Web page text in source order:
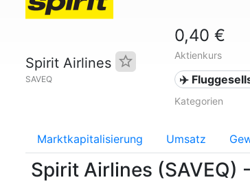
Spirit Airlines
SAVEQ
0,40 €
Aktienkurs
✈️
Kategorien
Marktkapitalisierung Umsatz
Spirit Airlines